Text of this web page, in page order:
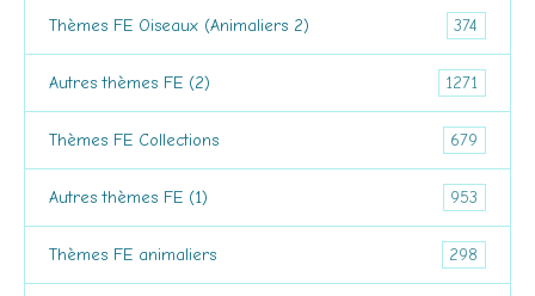
Thèmes FE Oiseaux (Animaliers 2) 374
Autres thèmes FE (2) 1271
Thèmes FE Collections 679
Autres thèmes FE (1) 953
Thèmes FE animaliers 298